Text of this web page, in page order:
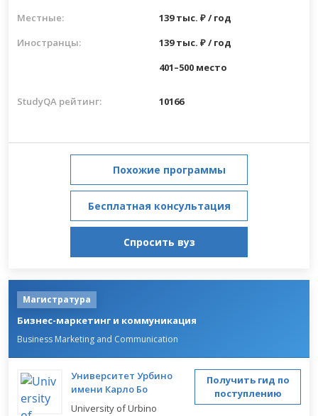
Местные:
139 тыс. ₽ / год
Иностранцы:
139 тыс. ₽ / год
401–500 место
StudyQA рейтинг: 10166
Похожие программы
Бесплатная консультация
Спросить вуз
Магистратура
Бизнес-маркетинг и коммуникация
Business Marketing and Communication
Университет Урбино
имени Карло Бо
University of Urbino
Получить гид по
поступлению